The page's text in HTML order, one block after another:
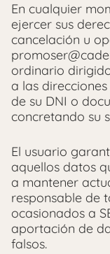
En cualquier
ejercer sus
cancelación u
ordinario
a las
de su DNI o
concretando su
El usuario
aquellos datos
a mantener
responsable de
ocasionados a
aportación de
falsos.